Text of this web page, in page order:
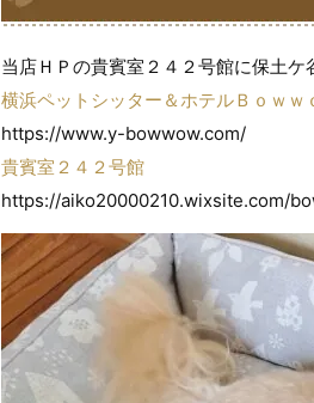
ｗばうわう
当店ＨＰの貴賓室２４２号館に保土ケ
横浜ペットシッター＆ホテルＢｏｗｗ
https://www.y-bowwow.com/
貴賓室２４２号館
https://aiko20000210.wixsite.com/